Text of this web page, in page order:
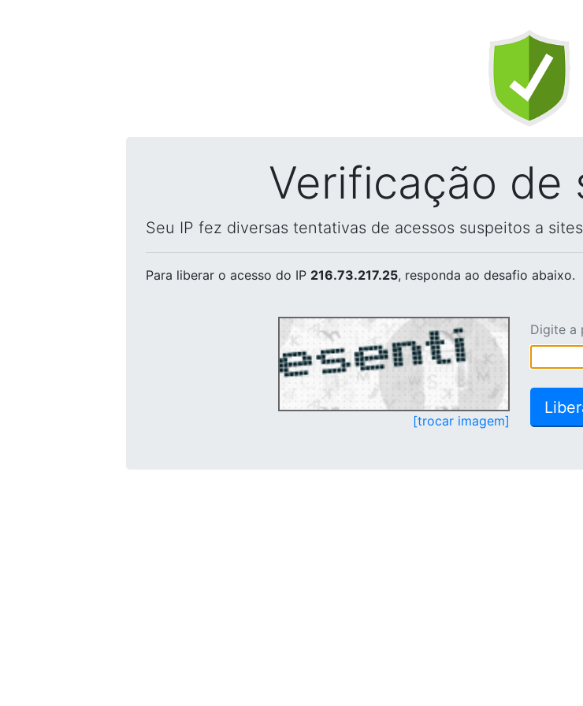
Verificação de
Seu IP fez diversas tentativas de acessos suspeitos a
Para liberar o acesso do IP 216.73.217.25, responda ao desafio abaixo.
[trocar imagem]
Digite a